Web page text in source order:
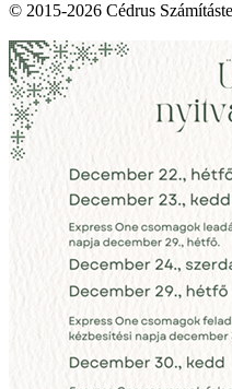
© 2015-2026 Cédrus